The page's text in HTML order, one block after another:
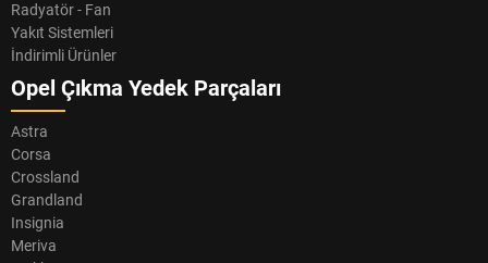
Radyatör - Fan
Yakıt Sistemleri
İndirimli Ürünler
Opel Çıkma Yedek Parçaları
Astra
Corsa
Crossland
Grandland
Insignia
Meriva